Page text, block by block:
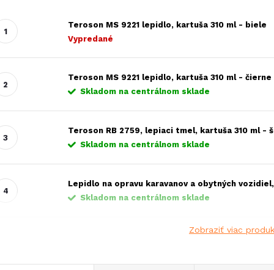
Teroson MS 9221 lepidlo, kartuša 310 ml - biele
Vypredané
Teroson MS 9221 lepidlo, kartuša 310 ml - čierne
Skladom na centrálnom sklade
Teroson RB 2759, lepiaci tmel, kartuša 310 ml -
Skladom na centrálnom sklade
Lepidlo na opravu karavanov a obytných
Skladom na centrálnom sklade
Zobraziť viac